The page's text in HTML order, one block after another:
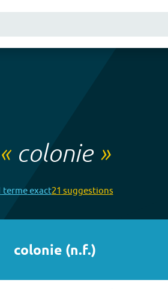
« colonie»
termeexact21 suggestions
colonie(n.f.)